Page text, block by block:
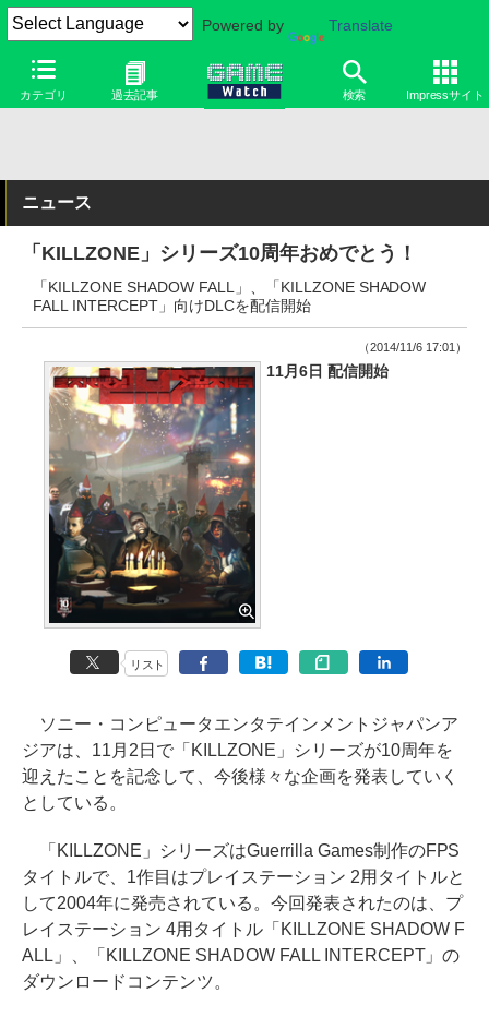
Powered by Translate
カテゴリ 過去記事 検索 Impressサイト
ニュース
「KILLZONE」シリーズ10周年おめでとう！
「KILLZONE SHADOW FALL」、「KILLZONE SHADOW
FALL INTERCEPT」向けDLCを配信開始
（2014/11/6 17:01）
11月6日 配信開始
リスト
ソニー・コンピュータエンタテインメントジャパンア
ジアは、11月2日で「KILLZONE」シリーズが10周年を
迎えたことを記念して、今後様々な企画を発表していく
としている。
「KILLZONE」シリーズはGuerrilla Games制作のFPS
タイトルで、1作目はプレイステーション 2用タイトルと
して2004年に発売されている。今回発表されたのは、プ
レイステーション 4用タイトル「KILLZONE SHADOW F
ALL」、「KILLZONE SHADOW FALL INTERCEPT」の
ダウンロードコンテンツ。